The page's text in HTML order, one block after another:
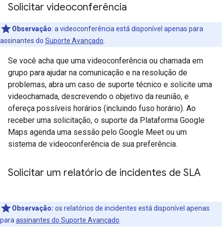
Solicitar videoconferência
Observação: a videoconferência está disponível apenas para
assinantes do Suporte Avançado
Se você acha que uma videoconferência ou chamada em
grupo para ajudar na comunicação e na resolução de
problemas, abra um caso de suporte técnico e solicite uma
videochamada, descrevendo o objetivo da reunião, e
ofereça possíveis horários (incluindo fuso horário). Ao
receber uma solicitação, o suporte da Plataforma Google
Maps agenda uma sessão pelo Google Meet ou um
sistema de videoconferência de sua preferência.
Solicitar um relatório de incidentes de SLA
Observação: os relatórios de incidentes está disponível apenas
para assinantes do Suporte Avançado